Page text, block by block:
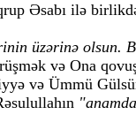
Əsabı ilə
üzərinə olsun.
və Ona
və Ümmü